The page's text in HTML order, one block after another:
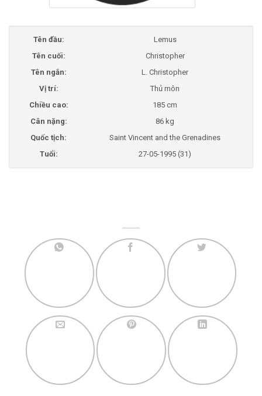
Tên đầu:
Lemus
Tên cuối:
Christopher
Tên ngắn:
L. Christopher
Vị trí:
Thủ môn
Chiều cao:
185 cm
Cân nặng:
86 kg
Quốc tịch:
Saint Vincent and the Grenadines
Tuổi:
27-05-1995 (31)